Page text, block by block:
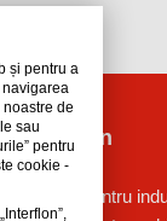
Interflon
lubrifiere pentru
și pentru a
de
sau
pentru
cookie -